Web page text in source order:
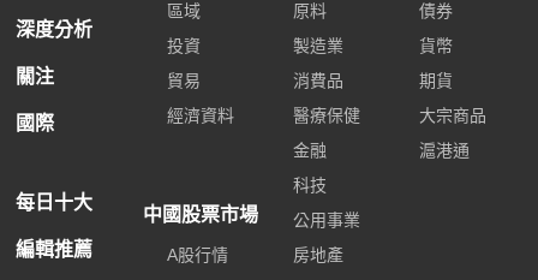
深度分析
關注
國際
每日十大
編輯推薦
區域
投資
貿易
經濟資料
中國股票市場
A股行情
原料
製造業
消費品
醫療保健
金融
科技
公用事業
房地產
債券
貨幣
期貨
大宗商品
滬港通